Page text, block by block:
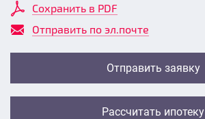
Сохранить в PDF
Отправить по эл.почте
Отправить заявку
Рассчитать ипотеку